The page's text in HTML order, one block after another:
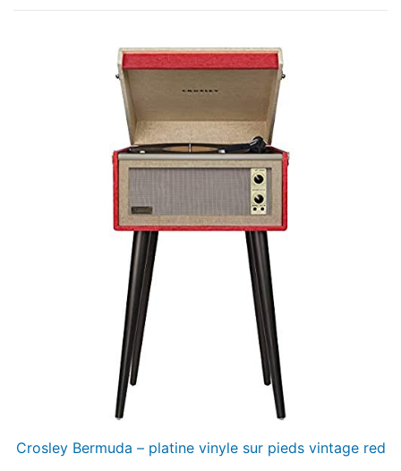
Crosley Bermuda – platine vinyle sur pieds vintage red